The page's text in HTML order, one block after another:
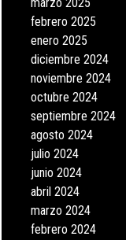
febrero 2025
enero 2025
diciembre 2024
noviembre 2024
octubre 2024
septiembre 2024
agosto 2024
julio 2024
junio 2024
abril 2024
marzo 2024
febrero 2024